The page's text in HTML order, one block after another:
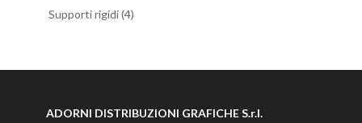
Supporti rigidi(4)
ADORNI DISTRIBUZIONI GRAFICHE S.r.l.